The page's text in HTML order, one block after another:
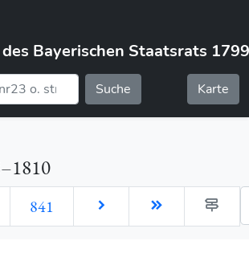
Bayerischen Staatsrats
Suche Karte
841